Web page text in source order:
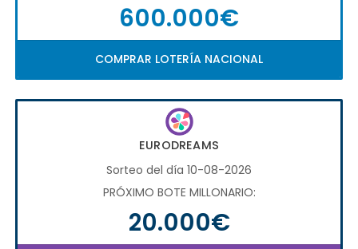
600.000€
COMPRAR LOTERÍA NACIONAL
EURODREAMS
Sorteo del día 10-08-2026
PRÓXIMO BOTE MILLONARIO:
20.000€